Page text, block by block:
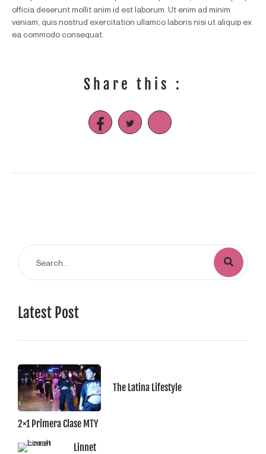
officia deserunt mollit anim id est laborum. Ut enim ad minim
veniam, quis nostrud exercitation ullamco laboris nisi ut aliquip ex
ea commodo consequat.
Share this :
Latest Post
The Latina Lifestyle
2×1 Primera Clase MTY
Linnet